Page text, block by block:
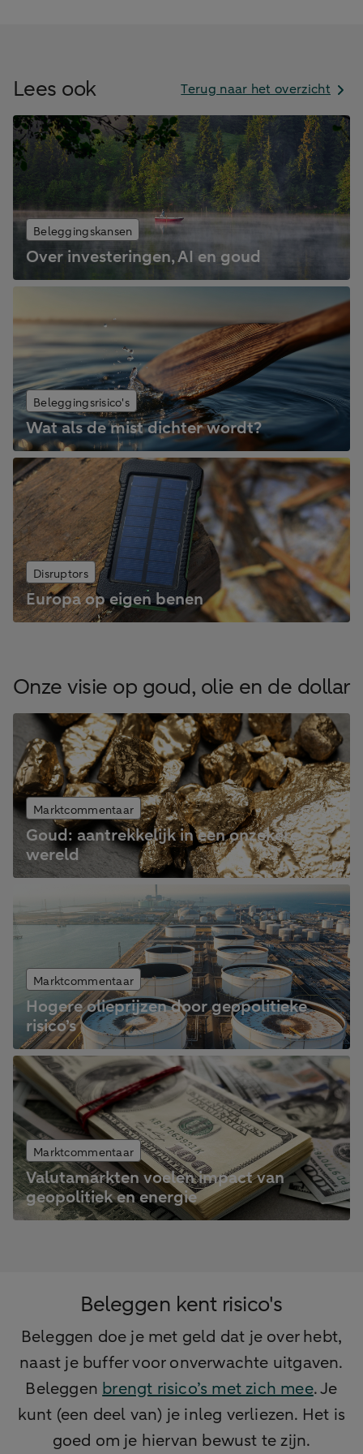
Lees ook Terug naar het overzicht
Over investeringen, AI en goud
Beleggingskansen
Wat als de mist dichter wordt?
Beleggingsrisico's
Europa op eigen benen
Disruptors
Onze visie op goud, olie en de dollar
Goud: aantrekkelijk in een onzekere
wereld
Marktcommentaar
Hogere olieprijzen door geopolitieke
risico’s
Marktcommentaar
Valutamarkten voelen impact van
geopolitiek en energie
Marktcommentaar
Beleggen kent risico's
Beleggen doe je met geld dat je over hebt,
naast je buffer voor onverwachte uitgaven.
Beleggen brengt risico’s met zich mee. Je
kunt (een deel van) je inleg verliezen. Het is
goed om je hiervan bewust te zijn.